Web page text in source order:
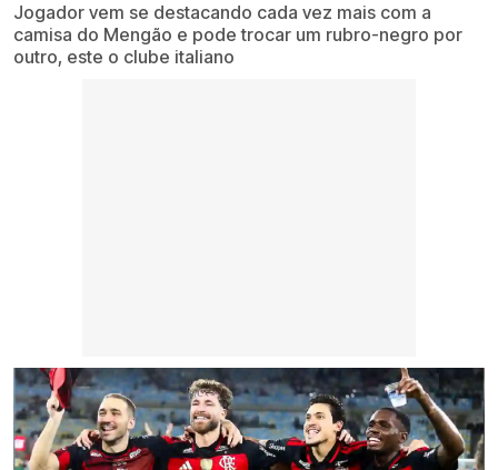
Jogador vem se destacando cada vez mais com a
camisa do Mengão e pode trocar um rubro-negro por
outro, este o clube italiano